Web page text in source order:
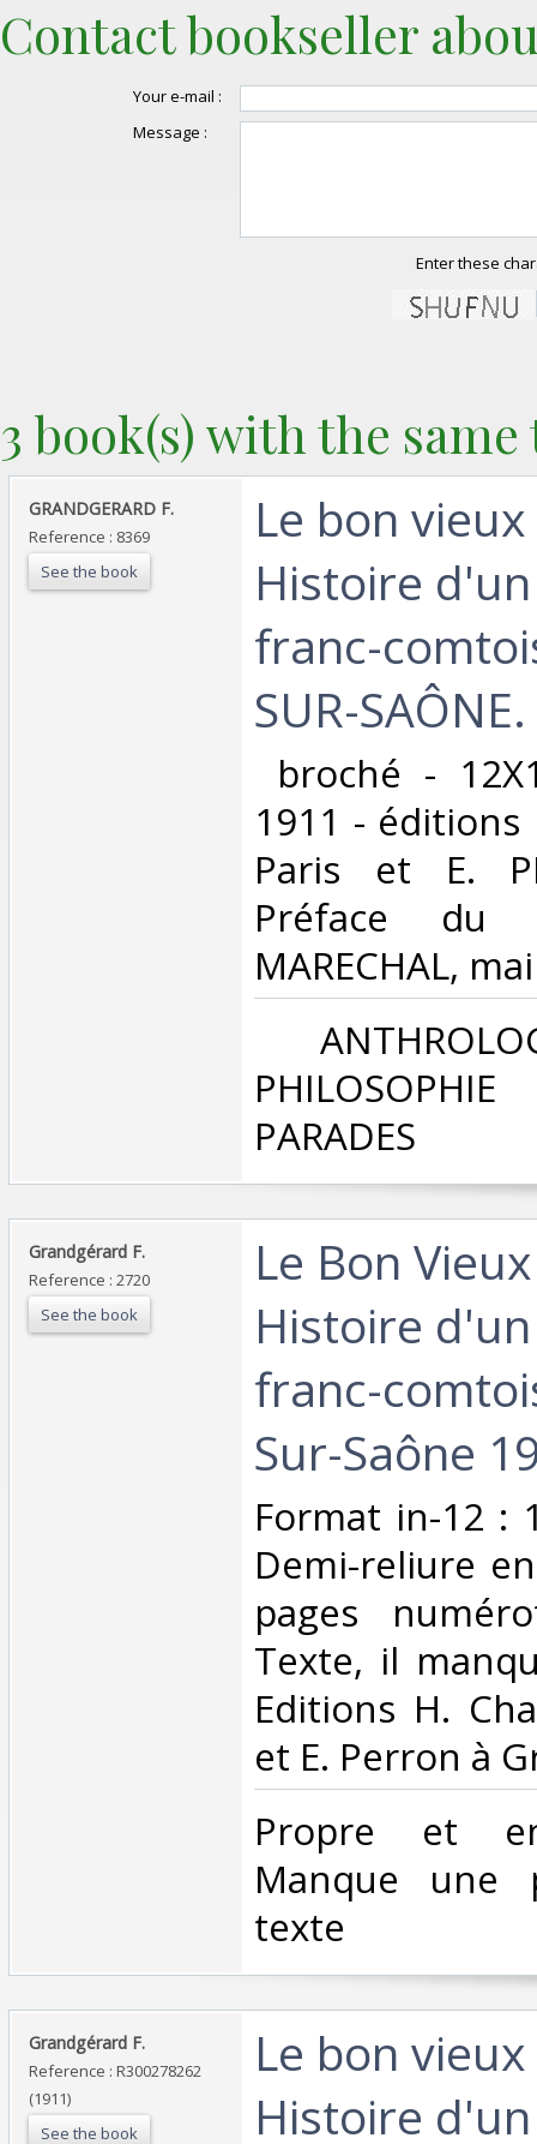
Contact bookseller
Your e-mail :
Message :
Enter these
3 book(s) with the
‎GRANDGERARD F. ‎
Reference : 8369
See the book
‎Le bon
Histoire
franc-
SUR-SAÔNE. ‎
broché -
1911 - éditions
Paris et E.
Préface du
MARECHAL,
PHILOSOPHIE
PARADES‎
‎Grandgérard F.‎
Reference : 2720
See the book
‎Le Bon
Histoire
franc-
Sur-Saône
‎Format in-12 :
Demi-reliure
pages
Texte, il
Editions H.
et E. Perron à
‎Propre et
Manque une
texte‎
‎Grandgérard F.‎
Reference : R300278262
(1911)
See the book
‎Le bon
Histoire